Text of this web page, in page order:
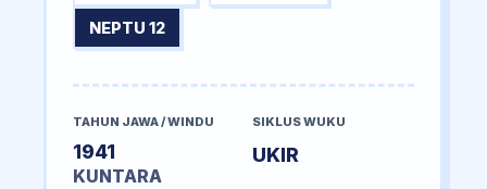
NEPTU 12
TAHUN JAWA / WINDU
1941
KUNTARA
SIKLUS WUKU
UKIR